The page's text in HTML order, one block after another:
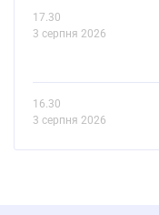
17.30
3 серпня 2026
16.30
3 серпня 2026